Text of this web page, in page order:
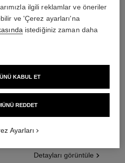
Ref. 132726
Detayları görüntüle
ilgili reklamlar ve öneriler
ve 'Çerez ayarları'na
istediğiniz zaman daha
REDDET
KABUL ET
Ayarları